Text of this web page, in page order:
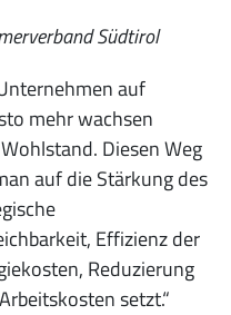
Südtirol
auf
mehr wachsen
Diesen Weg
auf die Stärkung des
Effizienz der
Reduzierung
setzt.“